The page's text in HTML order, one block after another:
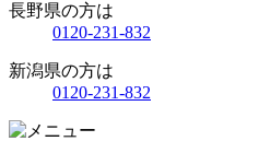
長野県の方は
0120-231-832
新潟県の方は
0120-231-832